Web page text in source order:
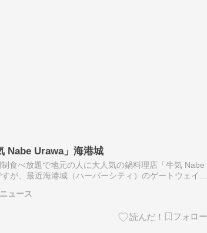
Nabe Urawa」海港城
食べ放題で地元の人に大人気の鍋料理店「牛気 Nabe
が、最近海港城（ハーバーシティ）のゲートウェイア
ュース